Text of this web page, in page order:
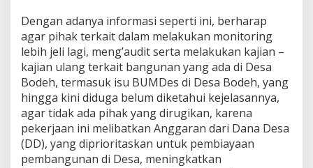
Dengan adanya informasi seperti ini, berharap
agar pihak terkait dalam melakukan monitoring
lebih jeli lagi, meng’audit serta melakukan kajian –
kajian ulang terkait bangunan yang ada di Desa
Bodeh, termasuk isu BUMDes di Desa Bodeh, yang
hingga kini diduga belum diketahui kejelasannya,
agar tidak ada pihak yang dirugikan, karena
pekerjaan ini melibatkan Anggaran dari Dana Desa
(DD), yang diprioritaskan untuk pembiayaan
pembangunan di Desa, meningkatkan